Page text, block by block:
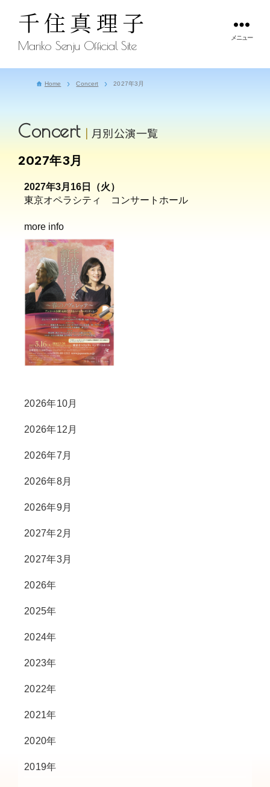
千住真理子
Mariko Senju Official Site
メニュー
Home Concert 2027年3月
Concert 月別公演一覧
2027年3月
2027年3月16日（火）
東京オペラシティ コンサートホール
more info
2026年10月
2026年12月
2026年7月
2026年8月
2026年9月
2027年2月
2027年3月
2026年
2025年
2024年
2023年
2022年
2021年
2020年
2019年